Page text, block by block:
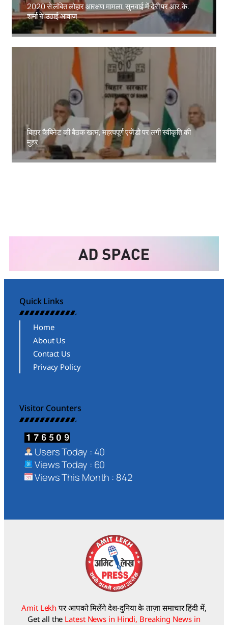
2020 से लंबित लोहार आरक्षण मामला, सुनवाई में देरी पर आर.के.
शर्मा ने उठाई आवाज
Amit Lekh
बिहार कैबिनेट की बैठक खत्म, महत्वपूर्ण एजेंडो पर लगी स्वीकृति की
मुहर
Amit Lekh
Quick Links
Home
About Us
Contact Us
Privacy Policy
Visitor Counters
Users Today : 40
Views Today : 60
Views This Month : 842
Amit Lekh पर आपको मिलेंगे देश-दुनिया के ताज़ा समाचार हिंदी में,
Get all the Latest News in Hindi, Breaking News in